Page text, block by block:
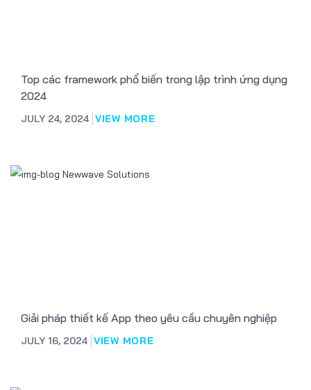
Top các framework phổ biến trong lập trình ứng dụng
2024
JULY 24, 2024 VIEW MORE
Giải pháp thiết kế App theo yêu cầu chuyên nghiệp
JULY 16, 2024 VIEW MORE